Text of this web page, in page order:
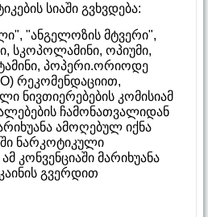
სიაში გვხვდება:
"ანგელოზის მტვერი",
სკოპოლამინი, ოპიუმი,
პოპერი.ორიოდე
რეკომენდაციით,
ნივთიერებების კომისიამ
ჩამონათვალიდან
ამოღებულ იქნა
ნარკოტიკული
კონვენციაში მარიხუანა
გვერდით